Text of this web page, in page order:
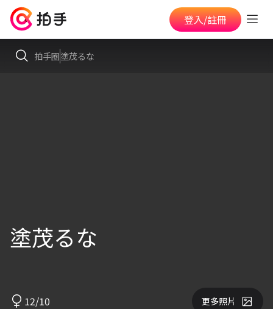
登入/註冊
拍手圈塗茂るな
塗茂るな
12/10 更多照片